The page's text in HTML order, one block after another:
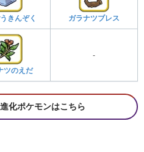
きんぞく ガラナツブレス
ツのえだ
-
化ポケモンはこちら